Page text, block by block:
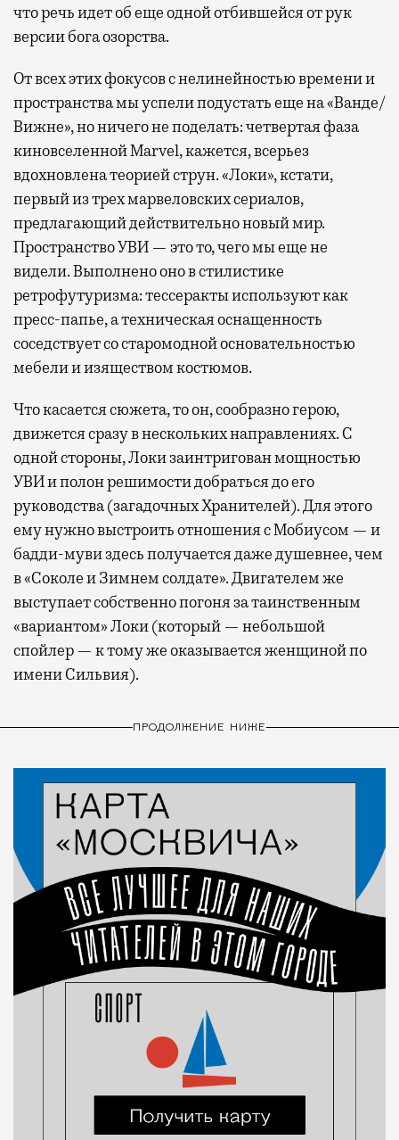
что речь идет об еще одной отбившейся от рук
версии бога озорства.
От всех этих фокусов с нелинейностью времени и
пространства мы успели подустать еще на «Ванде/
Вижне», но ничего не поделать: четвертая фаза
киновселенной Marvel, кажется, всерьез
вдохновлена теорией струн. «Локи», кстати,
первый из трех марвеловских сериалов,
предлагающий действительно новый мир.
Пространство УВИ — это то, чего мы еще не
видели. Выполнено оно в стилистике
ретрофутуризма: тессеракты используют как
пресс-папье, а техническая оснащенность
соседствует со старомодной основательностью
мебели и изяществом костюмов.
Что касается сюжета, то он, сообразно герою,
движется сразу в нескольких направлениях. С
одной стороны, Локи заинтригован мощностью
УВИ и полон решимости добраться до его
руководства (загадочных Хранителей). Для этого
ему нужно выстроить отношения с Мобиусом — и
бадди-муви здесь получается даже душевнее, чем
в «Соколе и Зимнем солдате». Двигателем же
выступает собственно погоня за таинственным
«вариантом» Локи (который — небольшой
спойлер — к тому же оказывается женщиной по
имени Сильвия).
ПРОДОЛЖЕНИЕ НИЖЕ